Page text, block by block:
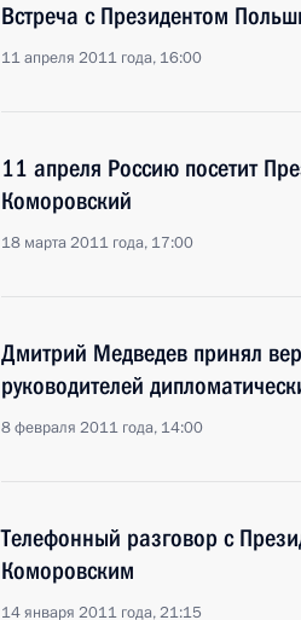
Встреча с Президентом
11 апреля 2011 года, 16:00
11 апреля Россию посетит
Коморовский
18 марта 2011 года, 17:00
Дмитрий Медведев принял
руководителей
8 февраля 2011 года, 14:00
Телефонный разговор с
Коморовским
14 января 2011 года, 21:15